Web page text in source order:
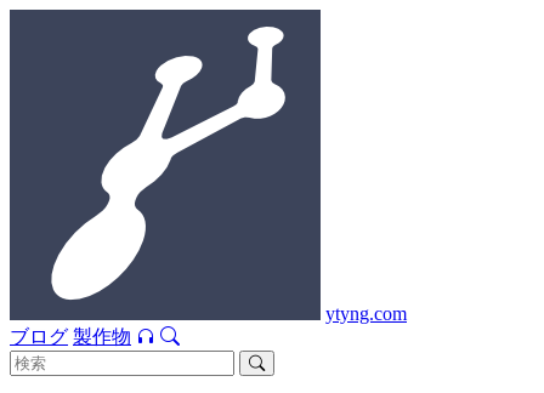
ytyng.com
ブログ 製作物